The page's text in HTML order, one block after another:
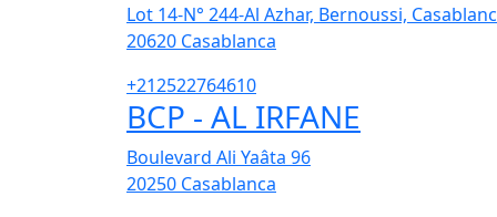
Lot 14-N° 244-Al Azhar, Bernoussi,
20620 Casablanca
+212522764610
BCP - AL IRFANE
Boulevard Ali Yaâta 96
20250 Casablanca